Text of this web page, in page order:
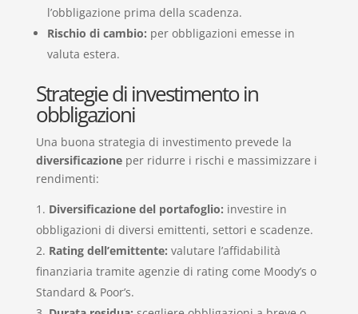
l’obbligazione prima della scadenza.
Rischio di cambio: per obbligazioni emesse in
valuta estera.
Strategie di investimento in
obbligazioni
Una buona strategia di investimento prevede la
diversificazioneper ridurre i rischi e massimizzare i
rendimenti:
Diversificazione del portafoglio: investire in
obbligazioni di diversi emittenti, settori e scadenze.
Rating dell’emittente: valutare l’affidabilità
finanziaria tramite agenzie di rating come Moody’s o
Standard & Poor’s.